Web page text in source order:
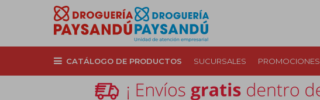
CATÁLOGO DE PRODUCTOS SUCURSALES PROMOCIONES